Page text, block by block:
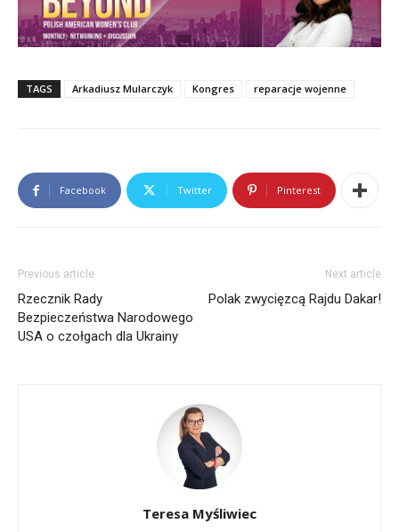
Bio Latest Posts
wieloletnim doświadczeniem w sektorze bankowym
na różnych stanowiskach, w tym zarządczych.
Doktor nauk społecznych z zakresu psychologii i
wykładowca akademicki. Ponadto dyplomowany
TAGS Arkadiusz Mularczyk Kongres reparacje wojenne
Facebook Twitter Pinterest
Previous article
Rzecznik Rady
Bezpieczeństwa Narodowego
USA o czołgach dla Ukrainy
Next article
Polak zwycięzcą Rajdu Dakar!
Teresa Myśliwiec